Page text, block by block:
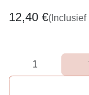
12,40 €(Inclusief